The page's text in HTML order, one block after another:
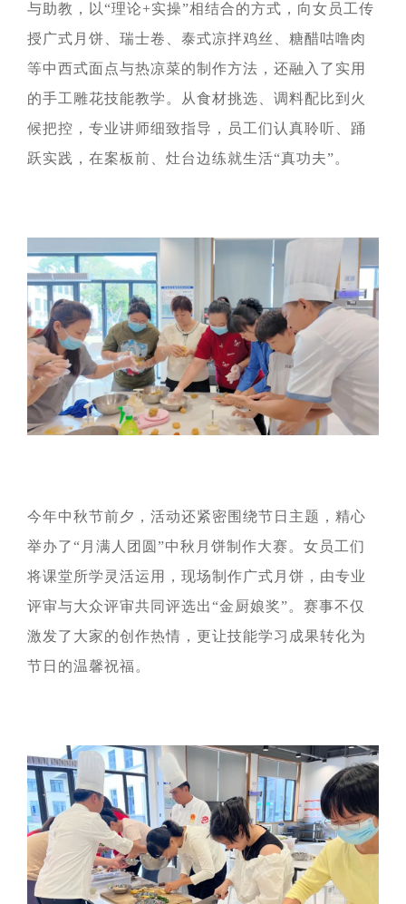
团共同出资成立，2014年
在上海证券交易所挂牌上
市（股票代码：
601969）。
探索更多 
海南矿业成立于2007年，
由复星集团与海南海钢集
团共同出资成立，2014年
探索更多 
海南矿业成立于2007年，
由复星集团与海南海钢集
团共同出资成立，2014年
在上海证券交易所挂牌上
市（股票代码：
601969）。
探索更多 
海南矿业成立于2007年，
市（股票代码：
601969）。
探索更多

海南矿业成立于2007年，
由复星集团与海南海钢集
团共同出资成立，2014年
市（股票代码：
面向全球，绿色发展，持
续成长"的发展理念，积极
响应"双碳"目标行动，切实
履行企业社会责任，与利
益相关方共享发展成果。
探索更多

我们深入践行"根植海南，
面向全球，绿色发展，持
益相关方共享发展成果。
探索更多

我们深入践行"根植海南，
面向全球，绿色发展，持
续成长"的发展理念，积极
响应"双碳"目标行动，切实
履行企业社会责任，与利
益相关方共享发展成果。
探索更多 
响应"双碳"目标行动，切实
履行企业社会责任，与利
益相关方共享发展成果。
探索更多 
我们深入践行"根植海南，
面向全球，绿色发展，持
响应"双碳"目标行动，切实
者的关切问题，增进投资
者对企业价值及经营理念
的认同感，努力构建和谐
互信的资本市场生态圈。
探索更多 
的认同感，努力构建和谐
互信的资本市场生态圈。
探索更多 
及时回应资本市场及投资
者的关切问题，增进投资
者对企业价值及经营理念
的认同感，努力构建和谐
互信的资本市场生态圈。
探索更多 
的认同感，努力构建和谐
互信的资本市场生态圈。
探索更多 
与助教，以“理论+实操”相结合的方式，向女员工传
授广式月饼、瑞士卷、泰式凉拌鸡丝、糖醋咕噜肉
等中西式面点与热凉菜的制作方法，还融入了实用
的手工雕花技能教学。从食材挑选、调料配比到火
候把控，专业讲师细致指导，员工们认真聆听、踊
跃实践，在案板前、灶台边练就生活“真功夫”。
今年中秋节前夕，活动还紧密围绕节日主题，精心
举办了“月满人团圆”中秋月饼制作大赛。女员工们
将课堂所学灵活运用，现场制作广式月饼，由专业
评审与大众评审共同评选出“金厨娘奖”。赛事不仅
激发了大家的创作热情，更让技能学习成果转化为
节日的温馨祝福。